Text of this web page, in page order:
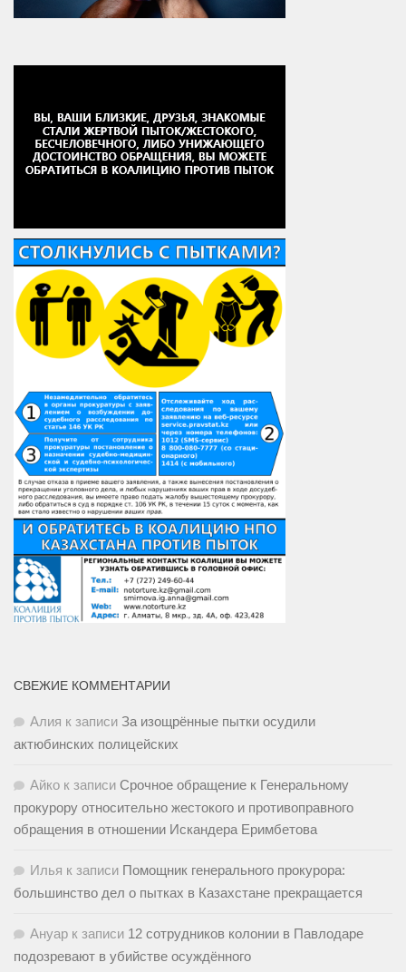
СВЕЖИЕ КОММЕНТАРИИ
Алия к записи За изощрённые пытки осудили
актюбинских полицейских
Айко к записи Срочное обращение к Генеральному
прокурору относительно жестокого и противоправного
обращения в отношении Искандера Еримбетова
Илья к записи Помощник генерального прокурора:
большинство дел о пытках в Казахстане прекращается
Ануар к записи 12 сотрудников колонии в Павлодаре
подозревают в убийстве осуждённого